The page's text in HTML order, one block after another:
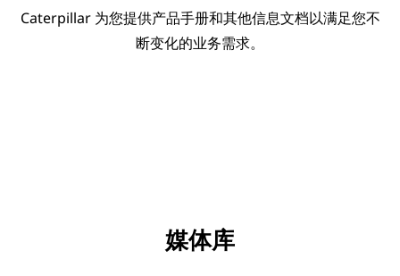
Caterpillar 为您提供产品手册和其他信息文档以满足您不
断变化的业务需求。
媒体库